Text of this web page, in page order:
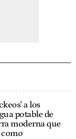
a los
potable de
moderna que